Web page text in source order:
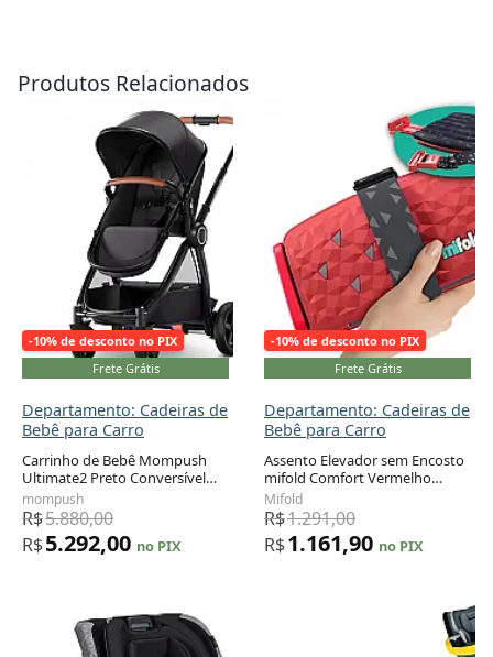
Produtos Relacionados
-10% de desconto no PIX
Frete Grátis
Departamento: Cadeiras de
Bebê para Carro
Carrinho de Bebê Mompush
Ultimate2 Preto Conversível
com Assento Reversível 6
Meses a 23 kg
mompush
R$5.880,00
R$5.292,00 no PIX
-10% de desconto no PIX
Frete Grátis
Departamento: Cadeiras de
Bebê para Carro
Assento Elevador sem Encosto
mifold Comfort Vermelho
Corrida Portátil Grab-and-Go 18
a 45 kg
Mifold
R$1.291,00
R$1.161,90 no PIX
Adicionar ao carrinho Adicionar ao carrinho